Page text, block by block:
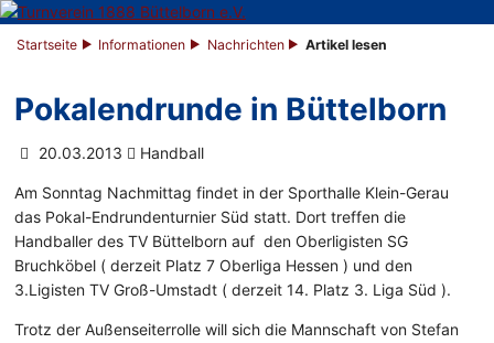
Startseite Informationen Nachrichten Artikel lesen
Pokalendrunde in Büttelborn
20.03.2013 Handball
Am Sonntag Nachmittag findet in der Sporthalle Klein-Gerau
das Pokal-Endrundenturnier Süd statt. Dort treffen die
Handballer des TV Büttelborn auf den Oberligisten SG
Bruchköbel ( derzeit Platz 7 Oberliga Hessen ) und den
3.Ligisten TV Groß-Umstadt ( derzeit 14. Platz 3. Liga Süd ).
Trotz der Außenseiterrolle will sich die Mannschaft von Stefan